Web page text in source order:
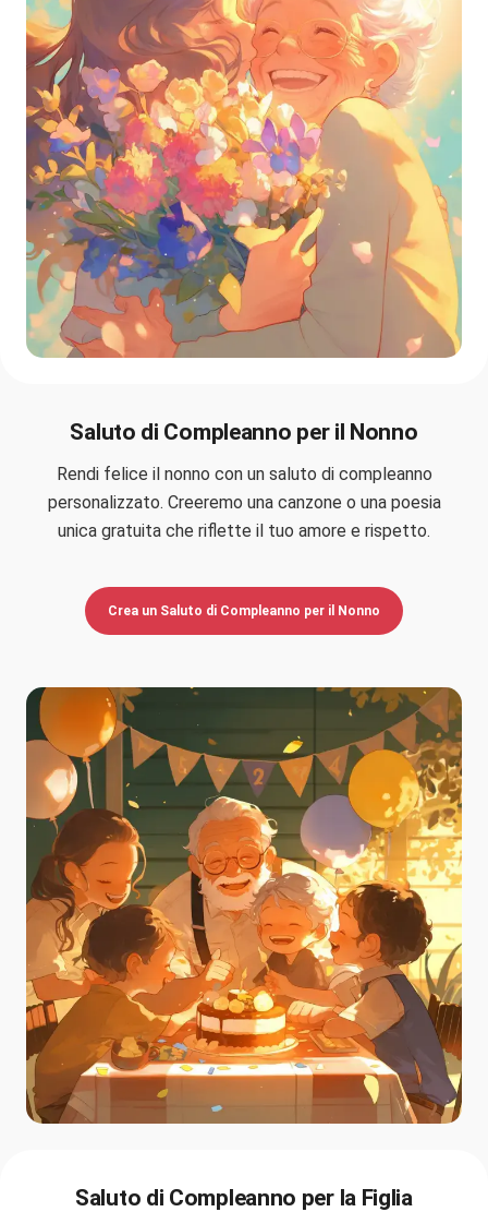
Saluto di Compleanno per il Nonno
Rendi felice il nonno con un saluto di compleanno
personalizzato. Creeremo una canzone o una poesia
unica gratuita che riflette il tuo amore e rispetto.
Crea un Saluto di Compleanno per il Nonno
Saluto di Compleanno per la Figlia